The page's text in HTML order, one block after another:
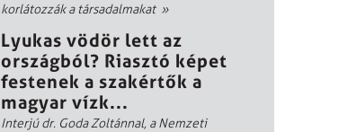
korlátozzák a társadalmakat »
Lyukas vödör lett az
országból? Riasztó képet
festenek a szakértők a
magyar vízk...
Interjú dr. Goda Zoltánnal, a Nemzeti